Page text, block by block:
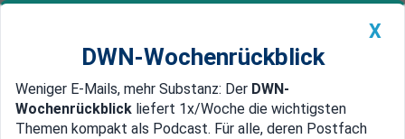
Newsticker MEIN DWN: Geldanlage Premium
Edelmetalle DWN-Magazin China
X
DWN-Wochenrückblick
Weniger E-Mails, mehr Substanz: Der DWN-
Wochenrückblick liefert 1x/Woche die wichtigsten
Themen kompakt als Podcast. Für alle, deren Postfach